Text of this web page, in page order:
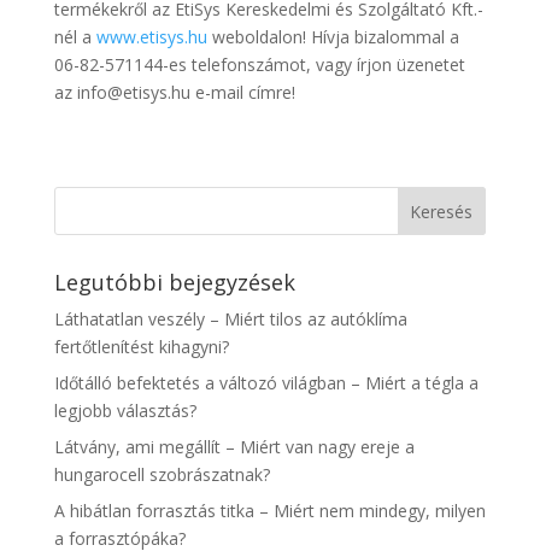
termékekről az EtiSys Kereskedelmi és Szolgáltató Kft.-
nél a www.etisys.hu weboldalon! Hívja bizalommal a
06-82-571144-es telefonszámot, vagy írjon üzenetet
az info@etisys.hu e-mail címre!
Legutóbbi bejegyzések
Láthatatlan veszély – Miért tilos az autóklíma
fertőtlenítést kihagyni?
Időtálló befektetés a változó világban – Miért a tégla a
legjobb választás?
Látvány, ami megállít – Miért van nagy ereje a
hungarocell szobrászatnak?
A hibátlan forrasztás titka – Miért nem mindegy, milyen
a forrasztópáka?